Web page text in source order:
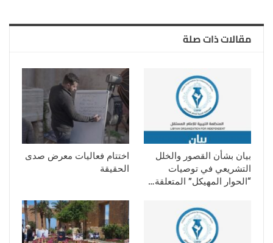
مقالات ذات صلة
بيان بشأن القصور والخلل
التشريعي في توصيات
“الحوار المهيكل” المتعلقة…
اختتام فعاليات معرض صدى
الحقيقة